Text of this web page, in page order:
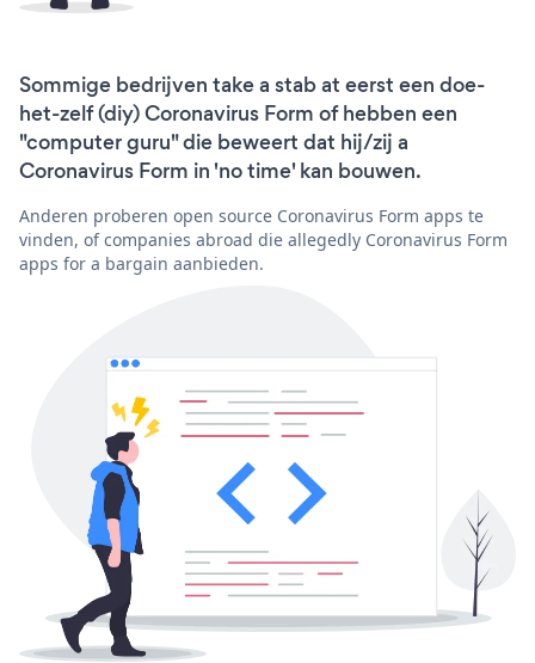
Sommige bedrijven take a stab at eerst een doe-
het-zelf (diy) Coronavirus Form of hebben een
"computer guru" die beweert dat hij/zij a
Coronavirus Form in 'no time' kan bouwen.
Anderen proberen open source Coronavirus Form apps te
vinden, of companies abroad die allegedly Coronavirus Form
apps for a bargain aanbieden.